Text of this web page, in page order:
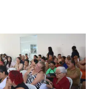
ajudar as
e